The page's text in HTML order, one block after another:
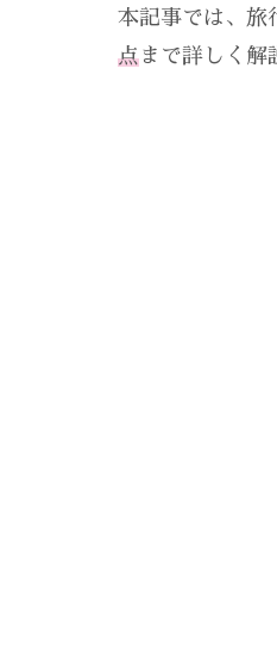
本記事では、旅
点まで詳しく解